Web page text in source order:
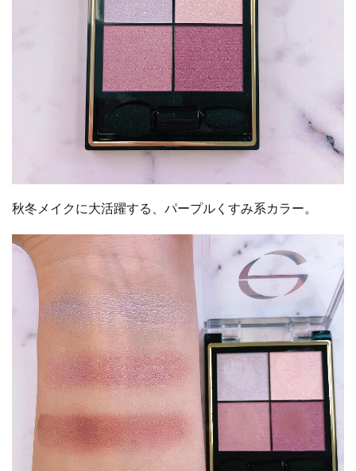
秋冬メイクに大活躍する、パープルくすみ系カラー。